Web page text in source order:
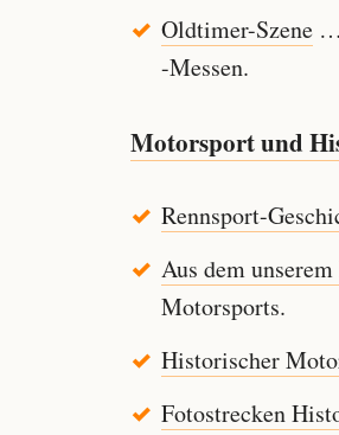
Oldtimer-Szene…
-Messen.
Motorsport und
Rennsport-
Aus dem
Motorsports.
Historischer
Fotostrecken